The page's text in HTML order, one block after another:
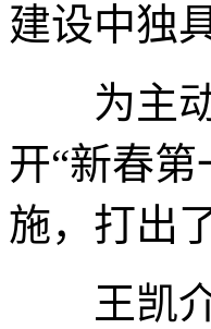
建设中独
为主动
开“新春
施，打出
王凯介